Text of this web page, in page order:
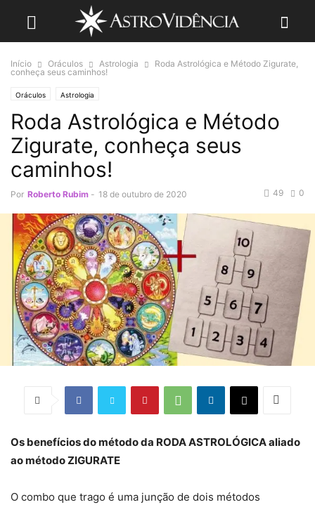
Início Oráculos Astrologia
Roda Astrológica e Método Zigurate,
conheça seus caminhos!
Oráculos Astrologia
Roda Astrológica e Método
Zigurate, conheça seus
caminhos!
Por Roberto Rubim - 18 de outubro de 2020 0
49
Os benefícios do método da RODA ASTROLÓGICA aliado
ao método ZIGURATE
O combo que trago é uma junção de dois métodos